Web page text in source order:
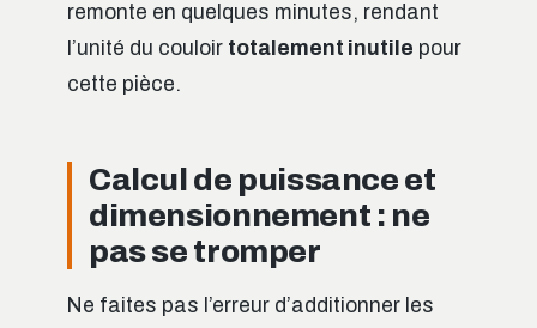
remonte en quelques minutes, rendant
l’unité du couloir totalement inutile pour
cette pièce.
Calcul de puissance et
dimensionnement : ne
pas se tromper
Ne faites pas l’erreur d’additionner les